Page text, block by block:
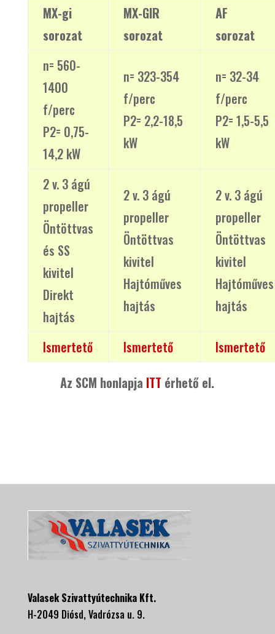
MX-gi
sorozat
MX-GIR
sorozat
AF
sorozat
n= 560-
1400
f/perc
P2= 0,75-
14,2 kW
n= 323-354
f/perc
P2= 2,2-18,5
kW
n= 32-34
f/perc
P2= 1,5-5,5
kW
2 v. 3 ágú
propeller
Öntöttvas
és SS
kivitel
Direkt
hajtás
2 v. 3 ágú
propeller
Öntöttvas
kivitel
Hajtóműves
hajtás
2 v. 3 ágú
propeller
Öntöttvas
kivitel
Hajtóműves
hajtás
Ismertető Ismertető
Ismertető
Az SCM honlapja ITT érhető el.
Valasek Szivattyútechnika Kft.
H-2049 Diósd, Vadrózsa u. 9.